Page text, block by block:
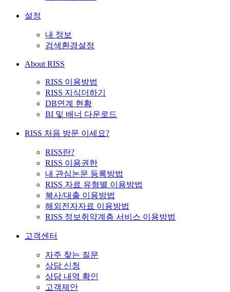
설정
내 정보
검색환경설정
About RISS
RISS 이용방법
RISS 지식더하기
DB연계 현황
BI 및 배너 다운로드
RISS 처음 방문 이세요?
RISS란?
RISS 이용권한
내 관심논문 등록방법
RISS 자료 유형별 이용방법
복사/대출 이용방법
해외전자자료 이용방법
RISS 정보취약계층 서비스 이용방법
고객센터
자주 찾는 질문
상담 신청
상담 내역 확인
고객제안